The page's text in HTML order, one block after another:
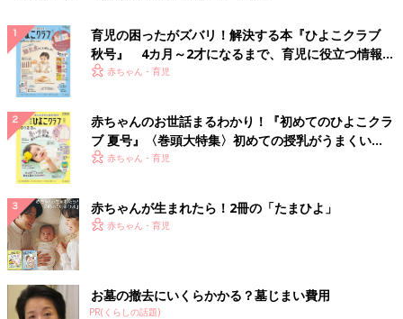
sayuさんは550円商品の「ソフトクーラーバッグ」をクーラーボ
ックスと組み合わせて使い、保冷力をアップさせています！飲み
物や食材をひんやりキープしやすく、暑い日のレジャーにも便利
です。軽くて持ち運びしやすく、使わないときはコンパクトに収
納できるのもうれしいポイントですね。
「折りたたみうちわ」超コンパクト！お手軽暑さ対
策
育児の困ったがズバリ！解決する本『ひよこクラブ
秋号』 4カ月～2才になるまで、育児に役立つ情報が
いっぱい！
赤ちゃん・育児
赤ちゃんのお世話まるわかり！『初めてのひよこクラ
ブ 夏号』〈巻頭大特集〉初めての授乳がうまくい
く！ おっぱい・ミルクの基本と夏のトラブル 解決テ
赤ちゃん・育児
赤ちゃんが生まれたら！2冊の「たまひよ」
赤ちゃん・育児
お墓の撤去にいくらかかる？墓じまい費用
PR(くらしの話題)